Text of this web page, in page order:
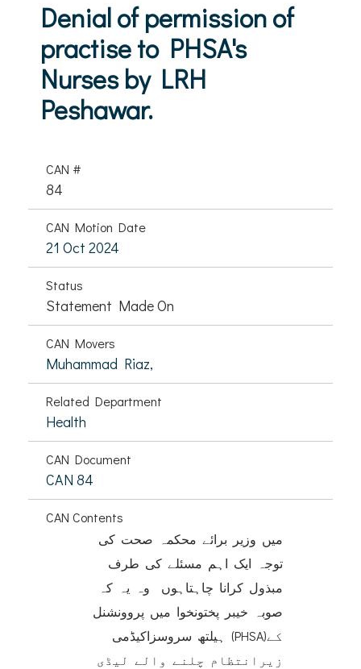
Denial of permission of
practise to PHSA's
Nurses by LRH
Peshawar.
CAN #
84
CAN Motion Date
21 Oct 2024
Status
Statement Made On
CAN Movers
Muhammad Riaz,
Related Department
Health
CAN Document
CAN 84
CAN Contents
میں وزیر برائے محکمہ صحت کی
توجہ ایک اہم مسئلے کی طرف
مبذول کرانا چاہتاہوں وہ یہ کہ
صوبہ خیبر پختونخوا میں پروونشنل
ہیلتھ سروسزاکیڈمی (PHSA)کے
زیرانتظام چلنے والے لیڈی